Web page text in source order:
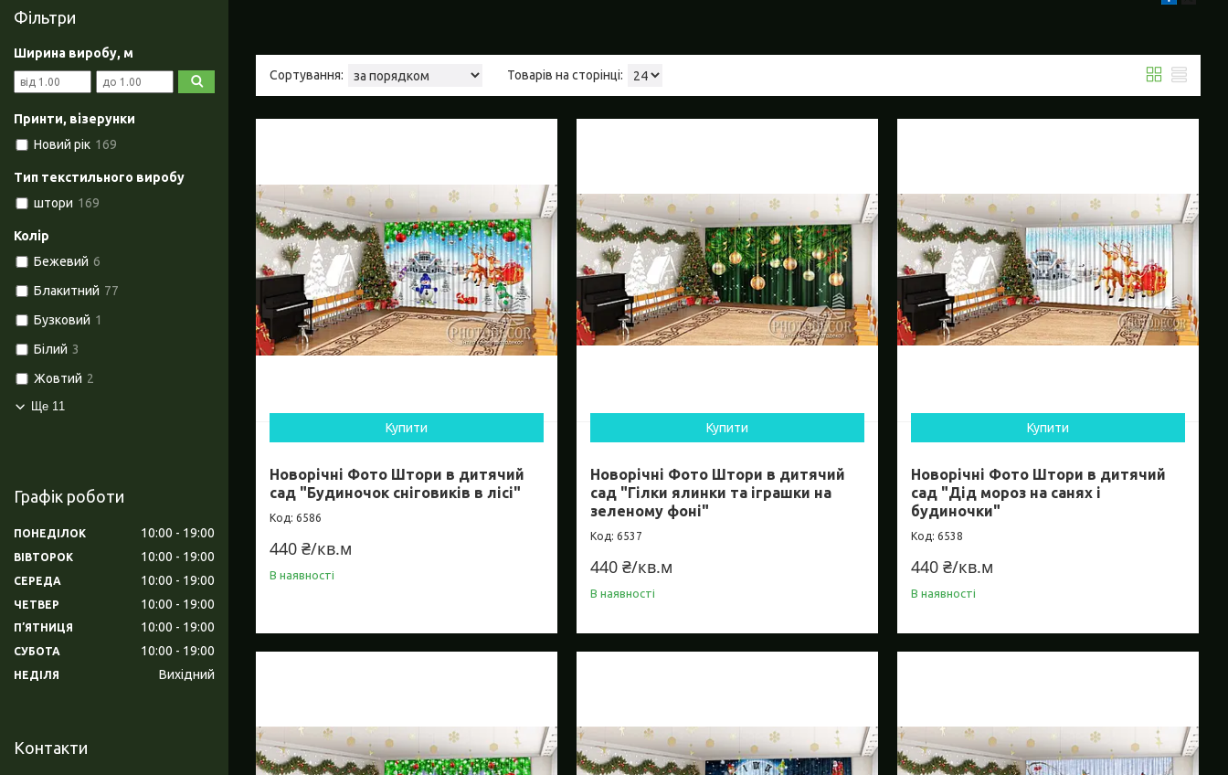
Купити
Новорічні Фото Штори в дитячий
сад "Будиночок сніговиків в лісі"
6586
440 ₴/кв.м
В наявності
Купити
Новорічні Фото Штори в дитячий
сад "Гілки ялинки та іграшки на
зеленому фоні"
6537
440 ₴/кв.м
В наявності
Купити
Новорічні Фото Штори в дитячий
сад "Дід мороз на санях і
будиночки"
6538
440 ₴/кв.м
В наявності
Фільтри
Ширина виробу, м
Принти, візерунки
Новий рік 169
Тип текстильного виробу
штори 169
Колір
Бежевий 6
Блакитний 77
Бузковий 1
Білий 3
Жовтий 2
Ще 11
Графік роботи
ПОНЕДІЛОК 10:00 19:00
ВІВТОРОК 10:00 19:00
СЕРЕДА 10:00 19:00
ЧЕТВЕР 10:00 19:00
ПʼЯТНИЦЯ 10:00 19:00
СУБОТА 10:00 19:00
НЕДІЛЯ Вихідний
Контакти